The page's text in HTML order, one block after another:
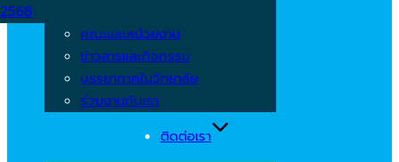
2568
คณะและหน่วยงาน
ข่าวสารและกิจกรรม
บรรยากาศในวิทยาลัย
ร่วมงานกับเรา
ติดต่อเรา